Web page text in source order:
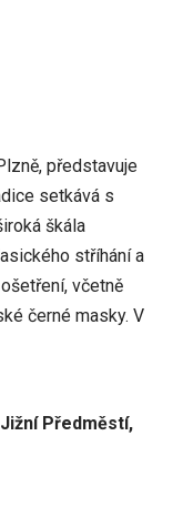
představuje
setkává s
škála
stříhání a
včetně
černé masky. V
Předměstí,